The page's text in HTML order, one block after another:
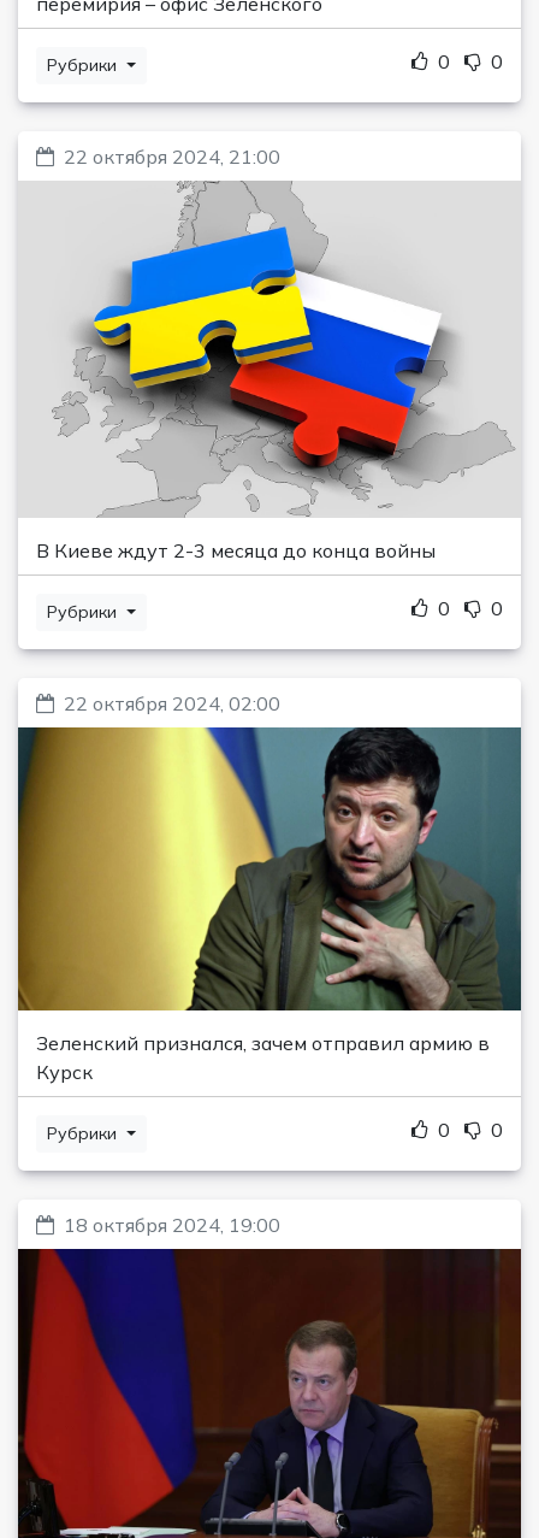
Рубрики 0 0
22 октября 2024, 21:00
В Киеве ждут 2-3 месяца до конца войны
Рубрики 0 0
22 октября 2024, 02:00
Зеленский признался, зачем отправил армию в
Курск
Рубрики 0 0
18 октября 2024, 19:00